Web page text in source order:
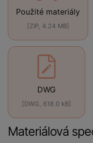
Použité materiály
[ZIP, 4.24 MB]
DWG
[DWG, 618.0 kB]
Materiálová